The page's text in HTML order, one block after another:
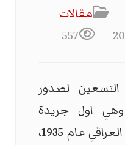
مقالات
557
لصدور
اول جريدة
يصدرها الحزب الشيوعي العراقي عام 1935،